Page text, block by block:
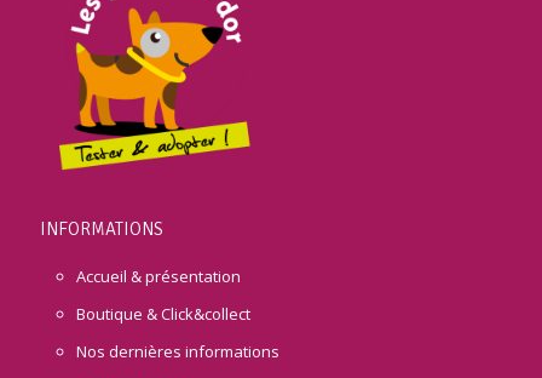
INFORMATIONS
Accueil & présentation
Boutique & Click&collect
Nos dernières informations